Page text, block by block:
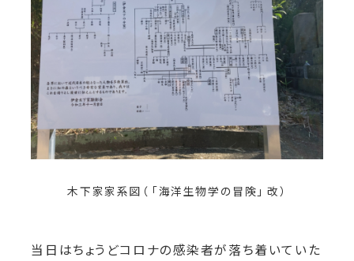
木下家家系図（ 「海洋生物学の冒険」 改）
当日はちょうどコロナの感染者が落ち着いていた